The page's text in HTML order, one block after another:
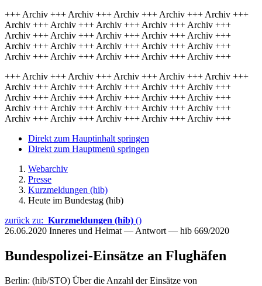
+++ Archiv +++ Archiv +++ Archiv +++ Archiv +++ Archiv +++
Archiv +++ Archiv +++ Archiv +++ Archiv +++ Archiv +++
Archiv +++ Archiv +++ Archiv +++ Archiv +++ Archiv +++
Archiv +++ Archiv +++ Archiv +++ Archiv +++ Archiv +++
Archiv +++ Archiv +++ Archiv +++ Archiv +++ Archiv +++
+++ Archiv +++ Archiv +++ Archiv +++ Archiv +++ Archiv +++
Archiv +++ Archiv +++ Archiv +++ Archiv +++ Archiv +++
Archiv +++ Archiv +++ Archiv +++ Archiv +++ Archiv +++
Archiv +++ Archiv +++ Archiv +++ Archiv +++ Archiv +++
Archiv +++ Archiv +++ Archiv +++ Archiv +++ Archiv +++
Direkt zum Hauptinhalt springen
Direkt zum Hauptmenü springen
Webarchiv
Presse
Kurzmeldungen (hib)
Heute im Bundestag (hib)
zurück zu: Kurzmeldungen (hib) ()
26.06.2020 Inneres und Heimat — Antwort — hib 669/2020
Bundespolizei-Einsätze an Flughäfen
Berlin: (hib/STO) Über die Anzahl der Einsätze von